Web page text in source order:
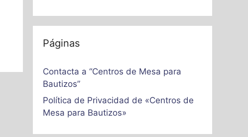
Páginas
Contacta a “Centros de Mesa para
Bautizos”
Política de Privacidad de «Centros de
Mesa para Bautizos»